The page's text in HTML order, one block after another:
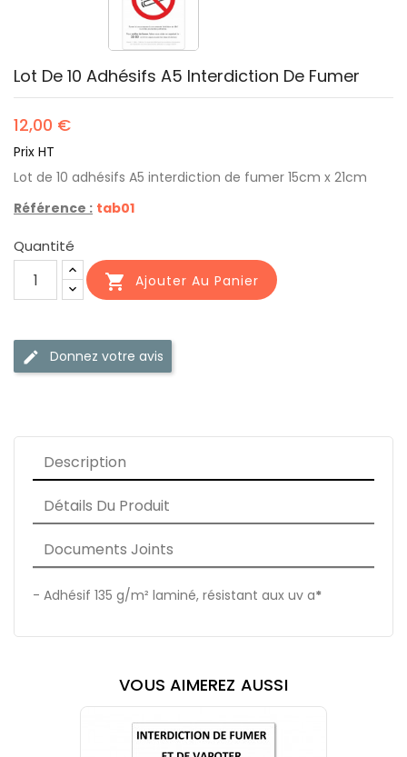
Lot De 10 Adhésifs A5 Interdiction De Fumer
12,00 €
Prix HT
Lot de 10 adhésifs A5 interdiction de fumer 15cm x 21cm
Référence : tab01
Quantité
 Ajouter Au Panier
edit Donnez votre avis
Description
Détails Du Produit
Documents Joints
- Adhésif 135 g/m² laminé, résistant aux uv a*
VOUS AIMEREZ AUSSI